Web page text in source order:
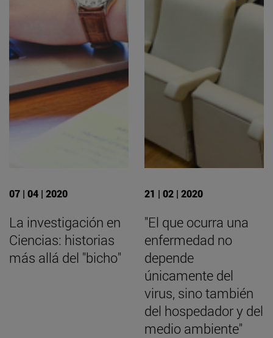
07 | 04 | 2020
La investigación en
Ciencias: historias
más allá del "bicho"
21 | 02 | 2020
"El que ocurra una
enfermedad no
depende
únicamente del
virus, sino también
del hospedador y del
medio ambiente"